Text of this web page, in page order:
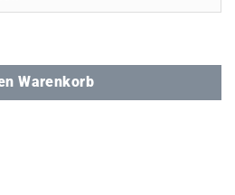
& einzeln Menge
Warenkorb